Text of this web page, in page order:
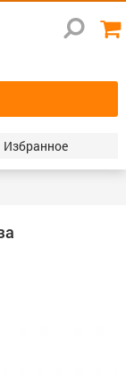
Избранное